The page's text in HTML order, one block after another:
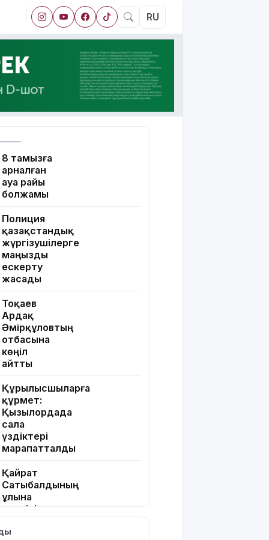
RU
8 тамызға
арналған
ауа райы
болжамы
Полиция
қазақстандық
жүргізушілерге
маңызды
ескерту
жасады
Тоқаев
Ардақ
Әмірқұловтың
отбасына
көңіл
айтты
Құрылысшыларға
құрмет:
Қызылордада
сала
үздіктері
марапатталды
Қайрат
Сатыбалдының
ұлына
тиесілі
«Байсат»